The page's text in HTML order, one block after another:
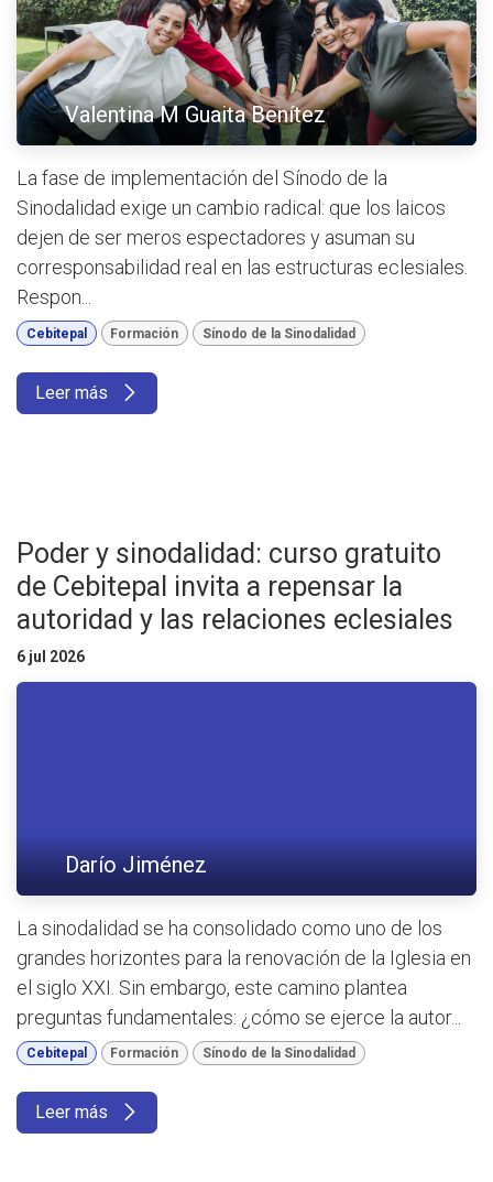
Valentina M Guaita Benítez
La fase de implementación del Sínodo de la
Sinodalidad exige un cambio radical: que los laicos
dejen de ser meros espectadores y asuman su
corresponsabilidad real en las estructuras eclesiales.
Respon...
Cebitepal Formación Sínodo de la Sinodalidad
Leer más
Poder y sinodalidad: curso gratuito
de Cebitepal invita a repensar la
autoridad y las relaciones eclesiales
6 jul 2026
Darío Jiménez
La sinodalidad se ha consolidado como uno de los
grandes horizontes para la renovación de la Iglesia en
el siglo XXI. Sin embargo, este camino plantea
preguntas fundamentales: ¿cómo se ejerce la autor...
Cebitepal Formación Sínodo de la Sinodalidad
Leer más